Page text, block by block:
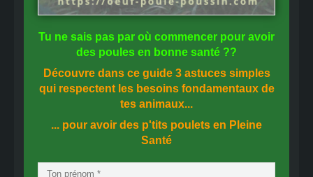
Tu ne sais pas par où commencer pour avoir
des poules en bonne santé ??
Découvre dans ce guide 3 astuces simples
qui respectent les besoins fondamentaux de
tes animaux...
... pour avoir des p'tits poulets en Pleine
Santé